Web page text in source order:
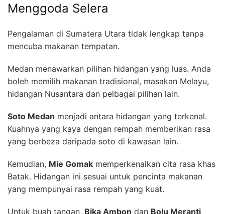
Menggoda Selera
Pengalaman di Sumatera Utara tidak lengkap tanpa
mencuba makanan tempatan.
Medan menawarkan pilihan hidangan yang luas. Anda
boleh memilih makanan tradisional, masakan Melayu,
hidangan Nusantara dan pelbagai pilihan lain.
Soto Medan menjadi antara hidangan yang terkenal.
Kuahnya yang kaya dengan rempah memberikan rasa
yang berbeza daripada soto di kawasan lain.
Kemudian, Mie Gomak memperkenalkan cita rasa khas
Batak. Hidangan ini sesuai untuk pencinta makanan
yang mempunyai rasa rempah yang kuat.
Untuk buah tangan, Bika Ambon dan Bolu Meranti